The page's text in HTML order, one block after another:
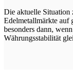
Die aktuelle Situation
Edelmetallmärkte auf
besonders dann,
Währungsstabilität